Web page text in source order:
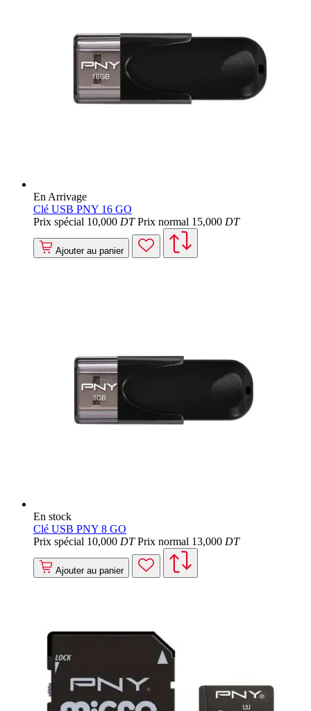
En Arrivage
Clé USB PNY 16 GO
Prix spécial 10,000 DT Prix normal 15,000 DT
Ajouter au panier
En stock
Clé USB PNY 8 GO
Prix spécial 10,000 DT Prix normal 13,000 DT
Ajouter au panier